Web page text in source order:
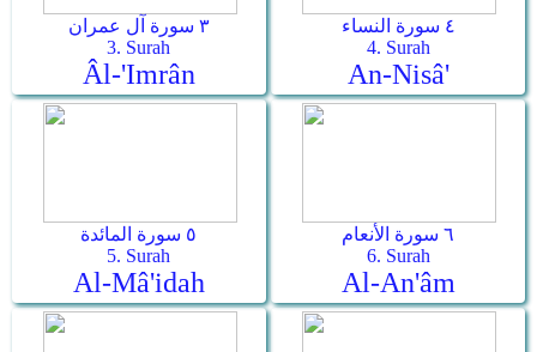
٣ سورة آل عمران
3. Surah
Âl-'Imrân
٤ سورة النساء
4. Surah
An-Nisâ'
٥ سورة المائدة
5. Surah
Al-Mâ'idah
٦ سورة الأنعام
6. Surah
Al-An'âm